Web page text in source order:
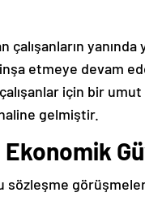
yanında
etmeye devam
için bir
gelmiştir.
Ekonomik
sözleşme